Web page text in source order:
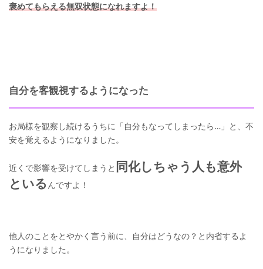
褒めてもらえる無双状態になれますよ！
自分を客観視するようになった
お局様を観察し続けるうちに「自分もなってしまったら…」と、不
安を覚えるようになりました。
近くで影響を受けてしまうと 同化しちゃう人も意外
といる んですよ！
他人のことをとやかく言う前に、自分はどうなの？と内省するよ
うになりました。